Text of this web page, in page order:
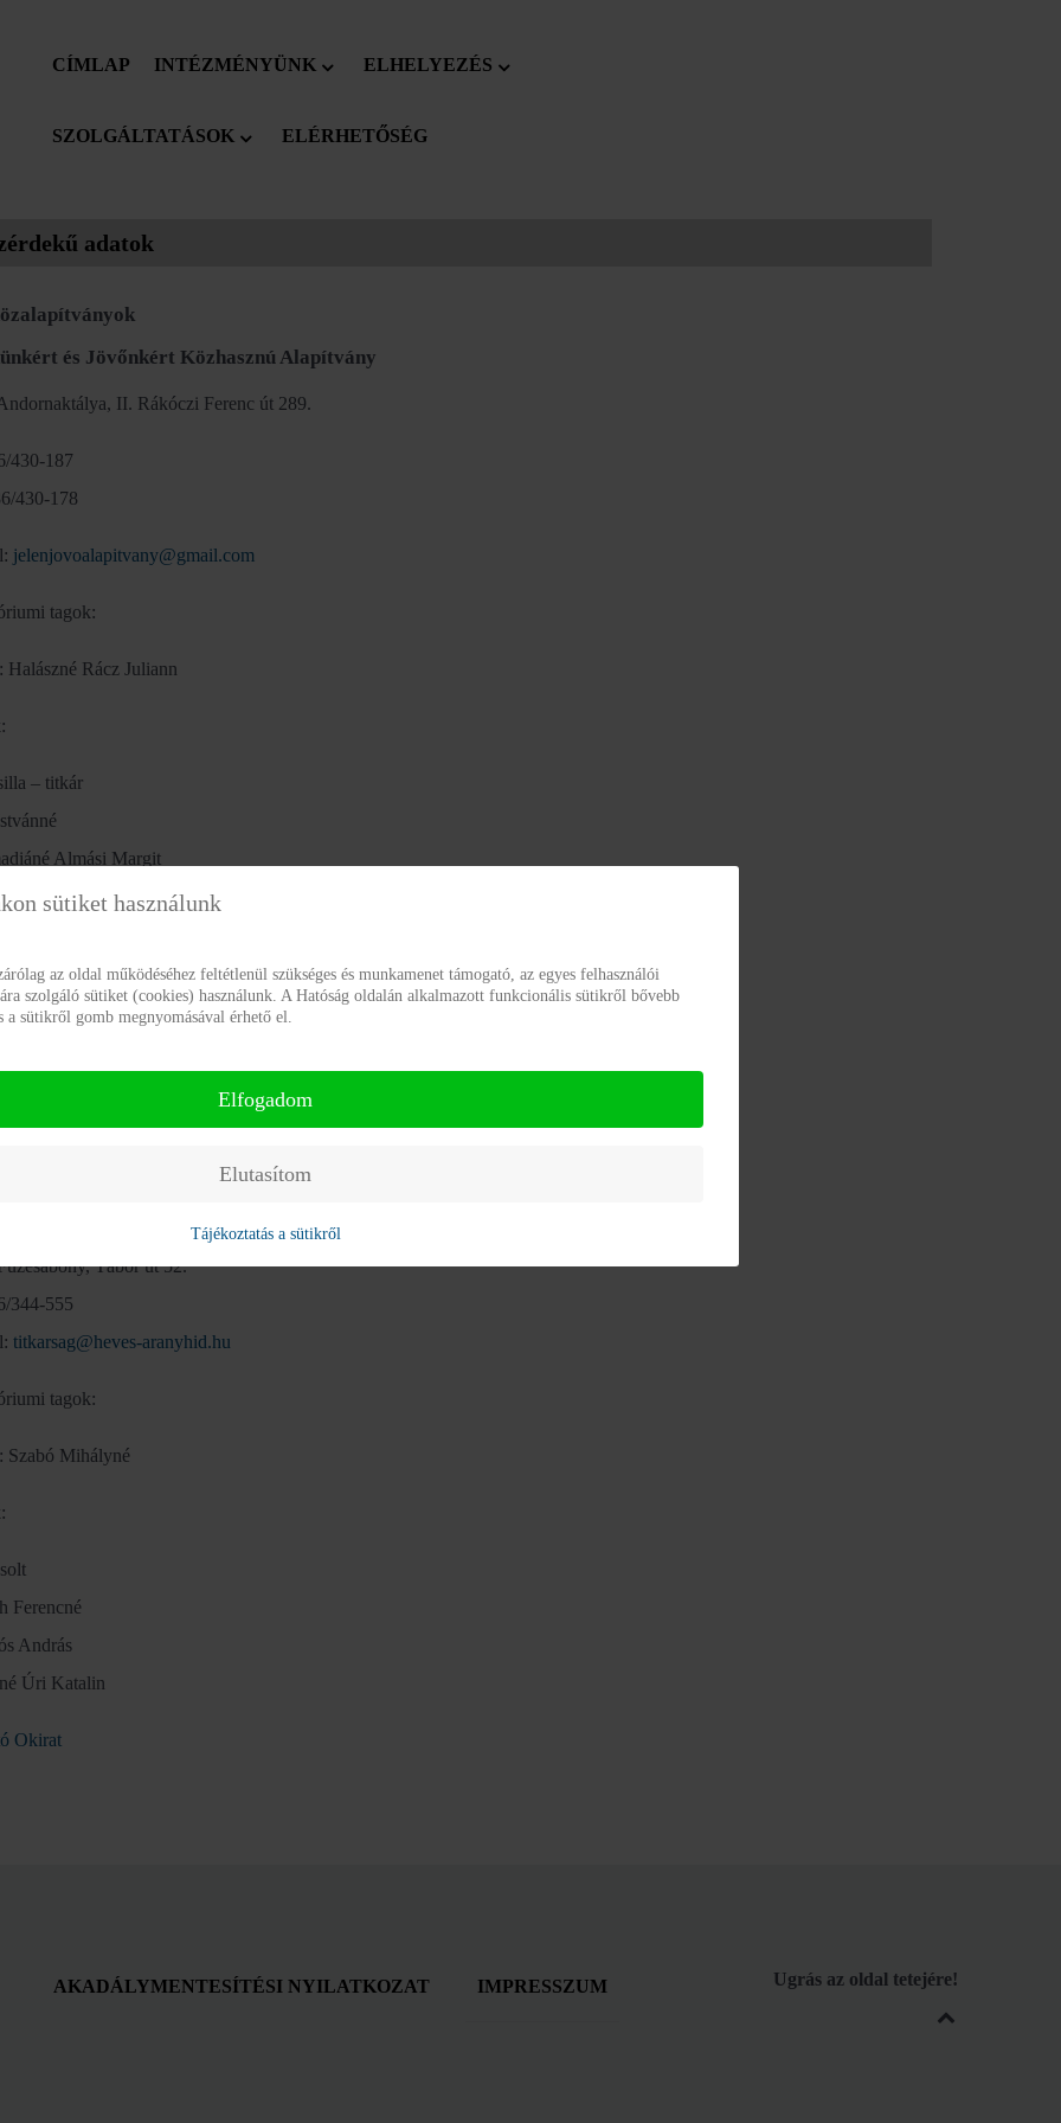
CÍMLAP INTÉZMÉNYÜNK ELHELYEZÉS
SZOLGÁLTATÁSOK ELÉRHETŐSÉG
adatok
és Jövőnkért Közhasznú Alapítvány
II. Rákóczi Ferenc út 289.
430-187
430-178
jelenjovoalapitvany@gmail.com
tagok:
Halászné Rácz Juliann
– titkár
Almási Margit
Sajószegi Mária
Okirat
Tábor út 52.
344-555
titkarsag@heves-aranyhid.hu
tagok:
Szabó Mihályné
Ferencné
András
Úri Katalin
Okirat
AKADÁLYMENTESÍTÉSI NYILATKOZAT IMPRESSZUM Ugrás az oldal tetejére!
sütiket használunk
az oldal működéséhez feltétlenül szükséges és munkamenet támogató, az egyes felhasználói
szolgáló sütiket (cookies) használunk. A Hatóság oldalán alkalmazott funkcionális sütikről bővebb
a sütikről gomb megnyomásával érhető el.
Elfogadom
Elutasítom
Tájékoztatás a sütikről